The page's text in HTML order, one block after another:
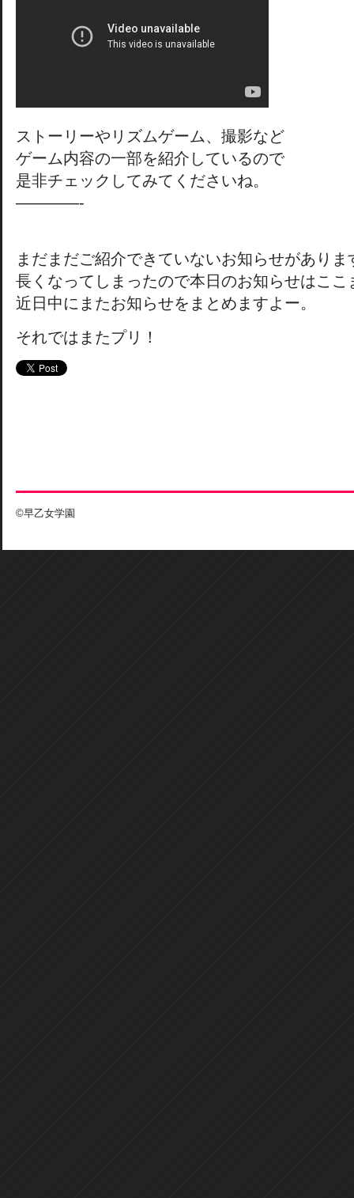
ストーリーやリズムゲーム、撮影など
ゲーム内容の一部を紹介しているので
是非チェックしてみてくださいね。
————-
まだまだご紹介できていないお知らせがありま
長くなってしまったので本日のお知らせはここ
近日中にまたお知らせをまとめますよー。
それではまたプリ！
©早乙女学園